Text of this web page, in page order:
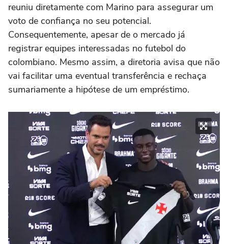
reuniu diretamente com Marino para assegurar um
voto de confiança no seu potencial.
Consequentemente, apesar de o mercado já
registrar equipes interessadas no futebol do
colombiano. Mesmo assim, a diretoria avisa que não
vai facilitar uma eventual transferência e rechaça
sumariamente a hipótese de um empréstimo.